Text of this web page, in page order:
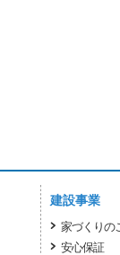
建設事業
家づくりの
安心保証